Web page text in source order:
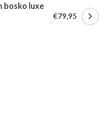
bosko luxe
€79,95